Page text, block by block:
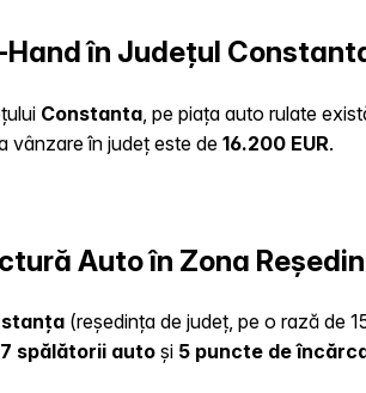
în Județul
Constanta , pe piața auto rulate
vânzare în județ este de 16.200 EUR.
Auto în Zona
(reședința de județ, pe o rază de
spălătorii auto și 5 puncte de